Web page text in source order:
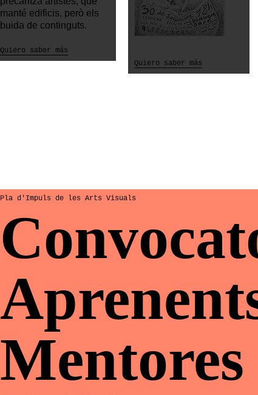
Quiero saber más
manté edificis, però els
buida de continguts.
Quiero saber más
Pla d'Impuls de les Arts Visuals
Mentores